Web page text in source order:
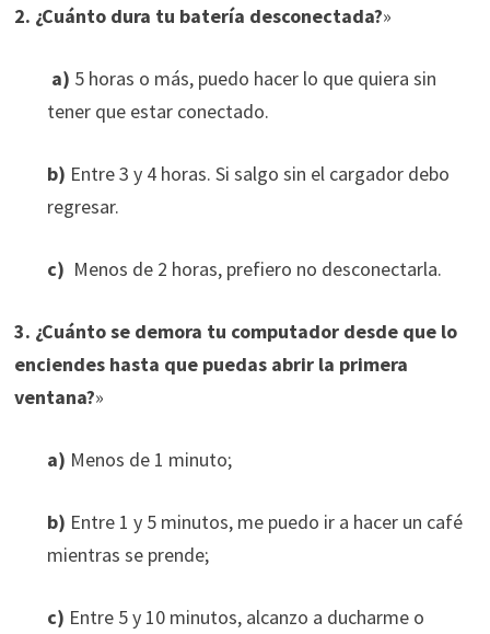
2. ¿Cuánto dura tu batería desconectada?»
a) 5 horas o más, puedo hacer lo que quiera sin
tener que estar conectado.
b) Entre 3 y 4 horas. Si salgo sin el cargador debo
regresar.
c) Menos de 2 horas, prefiero no desconectarla.
3. ¿Cuánto se demora tu computador desde que lo
enciendes hasta que puedas abrir la primera
ventana?»
a) Menos de 1 minuto;
b) Entre 1 y 5 minutos, me puedo ir a hacer un café
mientras se prende;
c) Entre 5 y 10 minutos, alcanzo a ducharme o